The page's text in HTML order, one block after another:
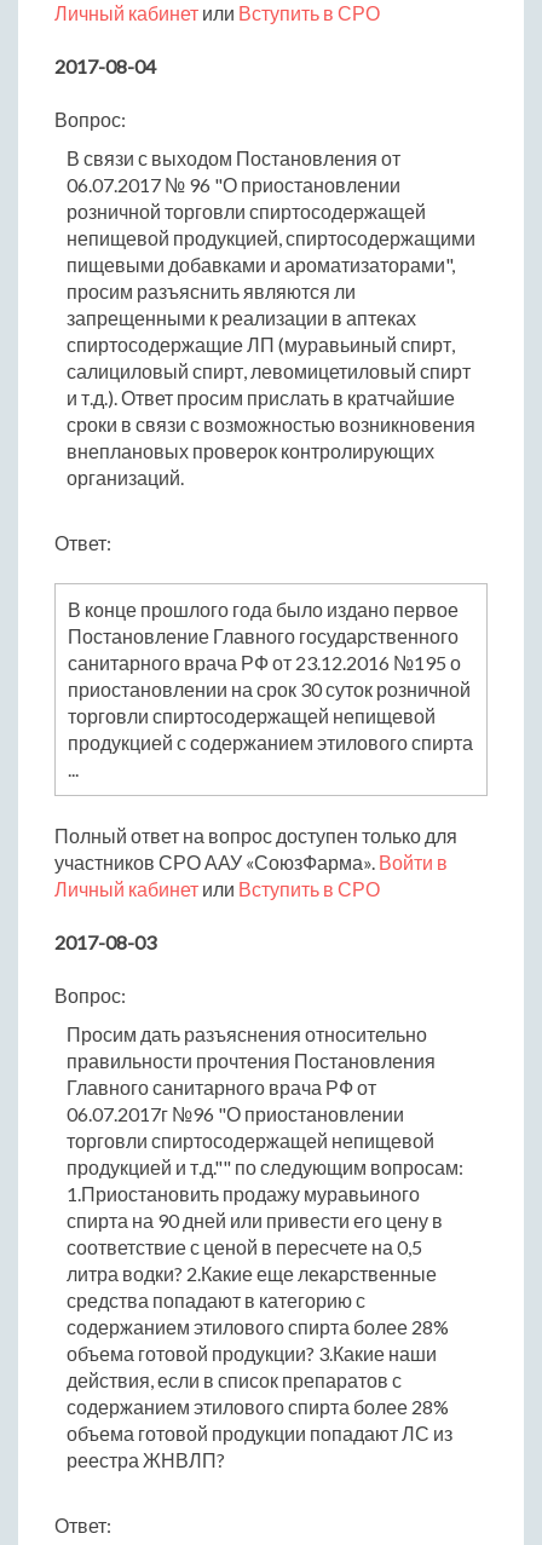
Личный кабинет или Вступить в СРО
2017-08-04
Вопрос:
В связи с выходом Постановления от
06.07.2017 № 96 "О приостановлении
розничной торговли спиртосодержащей
непищевой продукцией, спиртосодержащими
пищевыми добавками и ароматизаторами",
просим разъяснить являются ли
запрещенными к реализации в аптеках
спиртосодержащие ЛП (муравьиный спирт,
салициловый спирт, левомицетиловый спирт
и т.д.). Ответ просим прислать в кратчайшие
сроки в связи с возможностью возникновения
внеплановых проверок контролирующих
организаций.
Ответ:
В конце прошлого года было издано первое
Постановление Главного государственного
санитарного врача РФ от 23.12.2016 №195 о
приостановлении на срок 30 суток розничной
торговли спиртосодержащей непищевой
продукцией с содержанием этилового спирта
...
Полный ответ на вопрос доступен только для
участников СРО ААУ «СоюзФарма». Войти в
Личный кабинет или Вступить в СРО
2017-08-03
Вопрос:
Просим дать разъяснения относительно
правильности прочтения Постановления
Главного санитарного врача РФ от
06.07.2017г №96 "О приостановлении
торговли спиртосодержащей непищевой
продукцией и т.д."" по следующим вопросам:
1.Приостановить продажу муравьиного
спирта на 90 дней или привести его цену в
соответствие с ценой в пересчете на 0,5
литра водки? 2.Какие еще лекарственные
средства попадают в категорию с
содержанием этилового спирта более 28%
объема готовой продукции? 3.Какие наши
действия, если в список препаратов с
содержанием этилового спирта более 28%
объема готовой продукции попадают ЛС из
реестра ЖНВЛП?
Ответ: